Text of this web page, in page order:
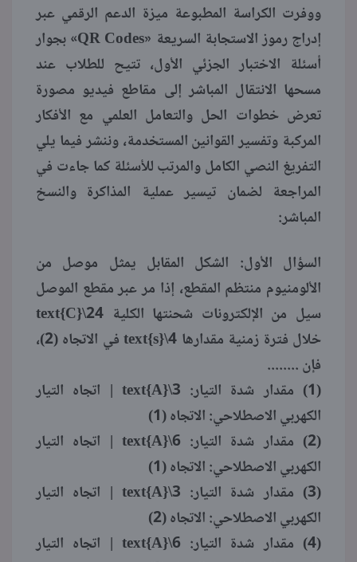
ووفرت الكراسة المطبوعة ميزة الدعم الرقمي عبر
إدراج رموز الاستجابة السريعة «QR Codes» بجوار
أسئلة الاختبار الجزئي الأول، تتيح للطلاب عند
مسحها الانتقال المباشر إلى مقاطع فيديو مصورة
تعرض خطوات الحل والتعامل العلمي مع الأفكار
المركبة وتفسير القوانين المستخدمة، وننشر فيما يلي
التفريغ النصي الكامل والمرتب للأسئلة كما جاءت في
المراجعة لضمان تيسير عملية المذاكرة والنسخ
المباشر:
السؤال الأول: الشكل المقابل يمثل موصل من
الألومنيوم منتظم المقطع، إذا مر عبر مقطع الموصل
سيل من الإلكترونات شحنتها الكلية 24\text{C}
خلال فترة زمنية مقدارها 4\text{s} في الاتجاه (2)،
فإن ........
(1) مقدار شدة التيار: 3\text{A} | اتجاه التيار
الكهربي الاصطلاحي: الاتجاه (1)
(2) مقدار شدة التيار: 6\text{A} | اتجاه التيار
الكهربي الاصطلاحي: الاتجاه (1)
(3) مقدار شدة التيار: 3\text{A} | اتجاه التيار
الكهربي الاصطلاحي: الاتجاه (2)
(4) مقدار شدة التيار: 6\text{A} | اتجاه التيار